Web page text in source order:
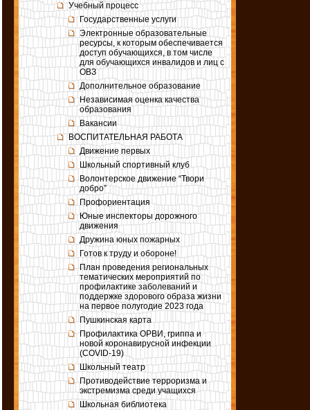
Учебный процесс
Государственные услуги
Электронные образовательные
ресурсы, к которым обеспечивается
доступ обучающихся, в том числе
для обучающихся инвалидов и лиц с
ОВЗ
Дополнительное образование
Независимая оценка качества
образования
Вакансии
ВОСПИТАТЕЛЬНАЯ РАБОТА
Движение первых
Школьный спортивный клуб
Волонтерское движение “Твори
добро”
Профориентация
Юные инспекторы дорожного
движения
Дружина юных пожарных
Готов к труду и обороне!
План проведения региональных
тематических мероприятий по
профилактике заболеваний и
поддержке здорового образа жизни
на первое полугодие 2023 года
Пушкинская карта
Профилактика ОРВИ, гриппа и
новой коронавирусной инфекции
(COVID-19)
Школьный театр
Противодействие терроризма и
экстремизма среди учащихся
Школьная библиотека